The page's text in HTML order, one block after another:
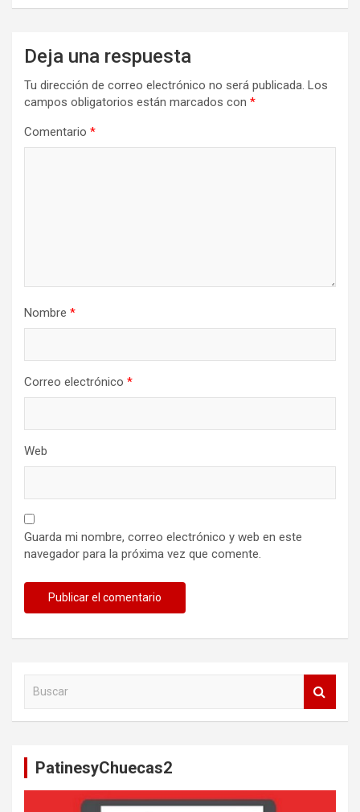
Deja una respuesta
Tu dirección de correo electrónico no será publicada. Los
campos obligatorios están marcados con *
Comentario *
Nombre *
Correo electrónico *
Web
Guarda mi nombre, correo electrónico y web en este
navegador para la próxima vez que comente.
PatinesyChuecas2